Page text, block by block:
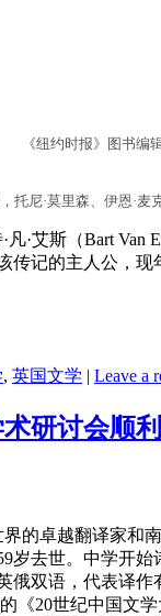
《纽约时报》图书编
托尼·莫里森、伊恩·麦
凡·艾斯（Bart
记的主人公，
, 英国文学 Leave a
研讨会顺
的卓越翻译家
去世。中学开
双语，代表译
《20世纪中国